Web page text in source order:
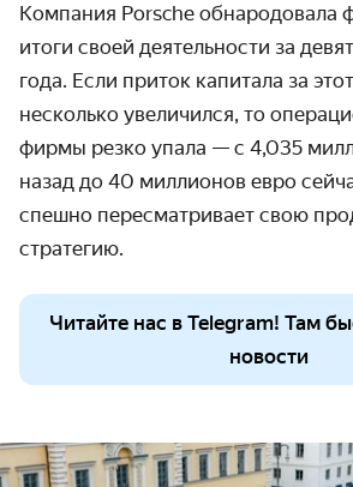
Компания Porsche обнародовала
итоги своей деятельности за
года. Если приток капитала за
несколько увеличился, то
фирмы резко упала — с 4,035
назад до 40 миллионов евро
спешно пересматривает свою
стратегию.
Читайте нас в Telegram! Там
новости